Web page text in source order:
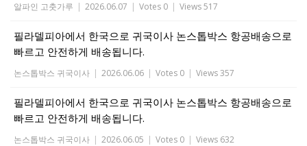
알파인 고춧가루 | 2026.06.07 | Votes 0 | Views 517
필라델피아에서 한국으로 귀국이사 논스톱박스 항공배송으로
빠르고 안전하게 배송됩니다.
논스톱박스 귀국이사 | 2026.06.06 | Votes 0 | Views 357
필라델피아에서 한국으로 귀국이사 논스톱박스 항공배송으로
빠르고 안전하게 배송됩니다.
논스톱박스 귀국이사 | 2026.06.05 | Votes 0 | Views 632